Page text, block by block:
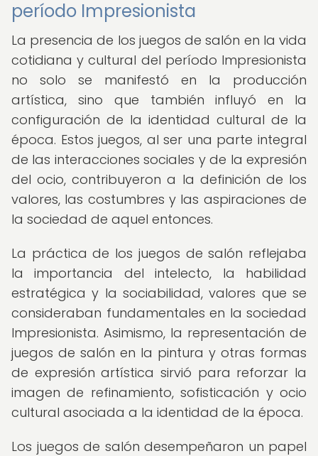
período Impresionista
La presencia de los juegos de salón en la vida
cotidiana y cultural del período Impresionista
no solo se manifestó en la producción
artística, sino que también influyó en la
configuración de la identidad cultural de la
época. Estos juegos, al ser una parte integral
de las interacciones sociales y de la expresión
del ocio, contribuyeron a la definición de los
valores, las costumbres y las aspiraciones de
la sociedad de aquel entonces.
La práctica de los juegos de salón reflejaba
la importancia del intelecto, la habilidad
estratégica y la sociabilidad, valores que se
consideraban fundamentales en la sociedad
Impresionista. Asimismo, la representación de
juegos de salón en la pintura y otras formas
de expresión artística sirvió para reforzar la
imagen de refinamiento, sofisticación y ocio
cultural asociada a la identidad de la época.
Los juegos de salón desempeñaron un papel